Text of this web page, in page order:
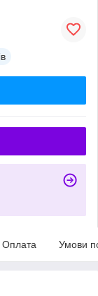
Оплата Умови